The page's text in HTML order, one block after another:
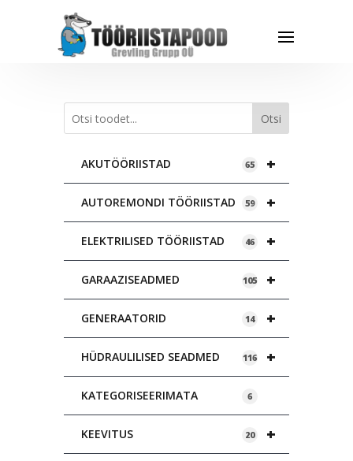
Otsi
+
AKUTÖÖRIISTAD 65
+
AUTOREMONDI TÖÖRIISTAD 59
+
ELEKTRILISED TÖÖRIISTAD 46
+
GARAAZISEADMED 105
+
GENERAATORID 14
+
HÜDRAULILISED SEADMED 116
KATEGORISEERIMATA 6
+
KEEVITUS 20